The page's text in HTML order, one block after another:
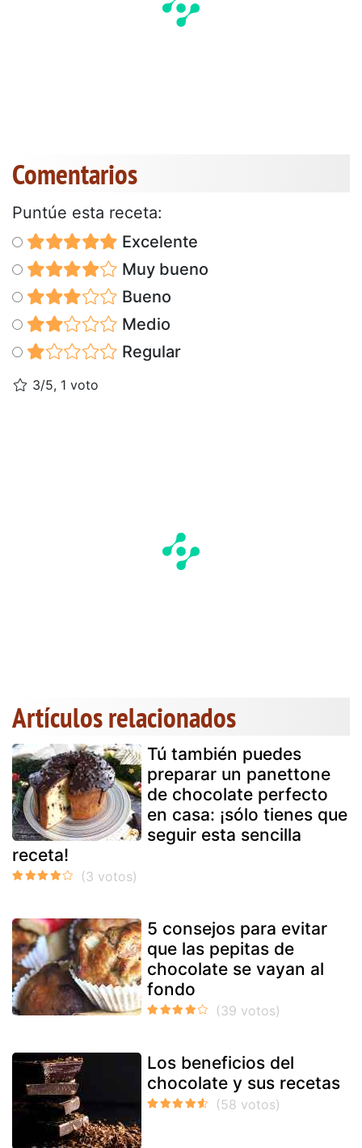
Comentarios
Puntúe esta receta:
Excelente
Muy bueno
Bueno
Medio
Regular
3/5, 1 voto
Artículos relacionados
Tú también puedes
preparar un panettone
de chocolate perfecto
en casa: ¡sólo tienes que
seguir esta sencilla
receta!
5 consejos para evitar
que las pepitas de
chocolate se vayan al
fondo
Los beneficios del
chocolate y sus recetas